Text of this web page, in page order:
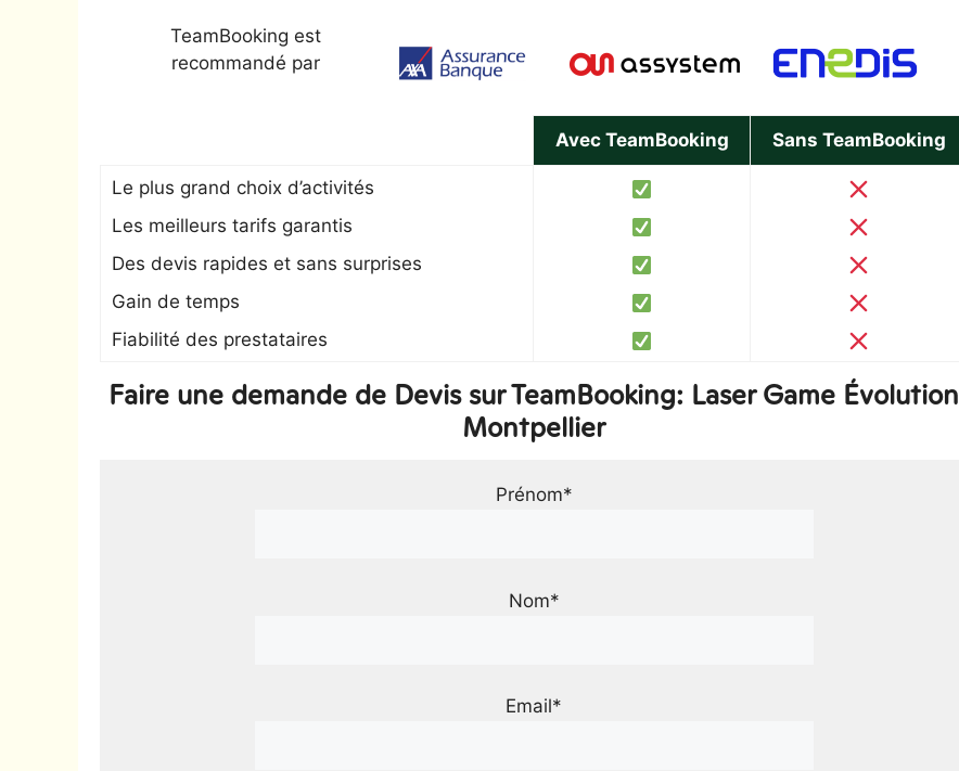
TeamBooking est
recommandé par
Avec TeamBooking Sans TeamBooking
Le plus grand choix d’activités
Les meilleurs tarifs garantis
Des devis rapides et sans surprises
Gain de temps
Fiabilité des prestataires
Faire une demande de Devis sur TeamBooking: Laser Game Évolution
Montpellier
Prénom*
Nom*
Email*